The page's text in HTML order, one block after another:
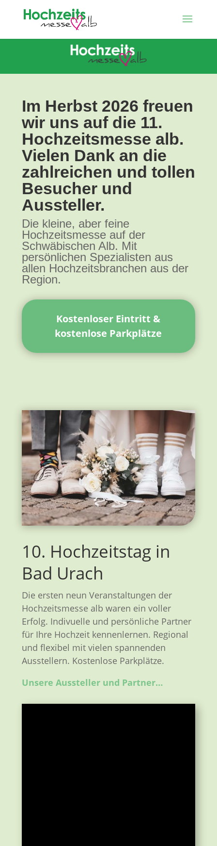
Im Herbst 2026 freuen
wir uns auf die 11.
Hochzeitsmesse alb.
Vielen Dank an die
zahlreichen und tollen
Besucher und
Aussteller.
Die kleine, aber feine
Hochzeitsmesse auf der
Schwäbischen Alb. Mit
persönlichen Spezialisten aus
allen Hochzeitsbranchen aus der
Region.
Kostenloser Eintritt &
kostenlose Parkplätze
10. Hochzeitstag in
Bad Urach
Die ersten neun Veranstaltungen der
Hochzeitsmesse alb waren ein voller
Erfolg. Indivuelle und persönliche Partner
für Ihre Hochzeit kennenlernen. Regional
und flexibel mit vielen spannenden
Ausstellern. Kostenlose Parkplätze.
Unsere Aussteller und Partner…